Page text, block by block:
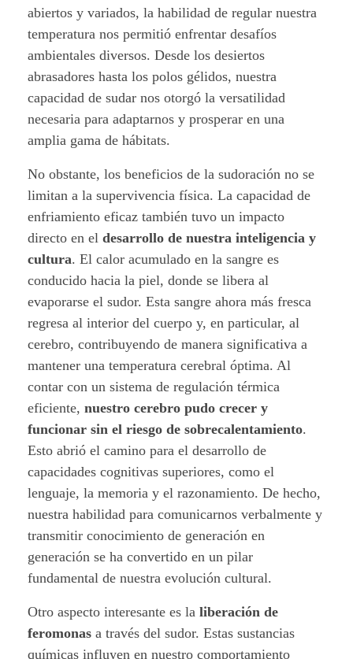
p
a
r
a
l
a
H
u
m
a
n
i
d
a
d
.
abiertos y variados, la habilidad de regular nuestra
temperatura nos permitió enfrentar desafíos
ambientales diversos. Desde los desiertos
abrasadores hasta los polos gélidos, nuestra
capacidad de sudar nos otorgó la versatilidad
necesaria para adaptarnos y prosperar en una
amplia gama de hábitats.
No obstante, los beneficios de la sudoración no se
limitan a la supervivencia física. La capacidad de
enfriamiento eficaz también tuvo un impacto
directo en el desarrollo de nuestra inteligencia y
cultura. El calor acumulado en la sangre es
conducido hacia la piel, donde se libera al
evaporarse el sudor. Esta sangre ahora más fresca
regresa al interior del cuerpo y, en particular, al
cerebro, contribuyendo de manera significativa a
mantener una temperatura cerebral óptima. Al
contar con un sistema de regulación térmica
eficiente, nuestro cerebro pudo crecer y
funcionar sin el riesgo de sobrecalentamiento.
Esto abrió el camino para el desarrollo de
capacidades cognitivas superiores, como el
lenguaje, la memoria y el razonamiento. De hecho,
nuestra habilidad para comunicarnos verbalmente y
transmitir conocimiento de generación en
generación se ha convertido en un pilar
fundamental de nuestra evolución cultural.
Otro aspecto interesante es la liberación de
feromonas a través del sudor. Estas sustancias
químicas influyen en nuestro comportamiento